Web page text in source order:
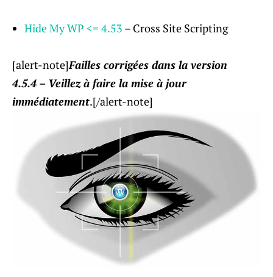
Hide My WP <= 4.53 – Cross Site Scripting
[alert-note]Failles corrigées dans la version
4.5.4 – Veillez à faire la mise à jour
immédiatement.[/alert-note]